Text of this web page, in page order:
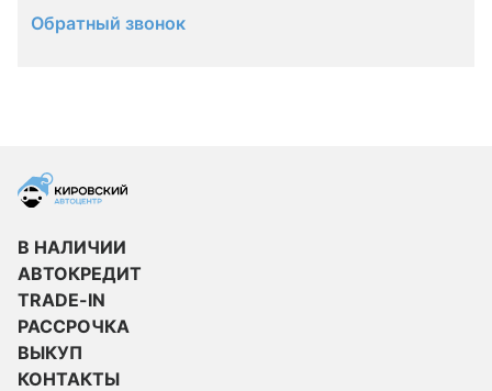
Обратный звонок
В НАЛИЧИИ
АВТОКРЕДИТ
TRADE-IN
РАССРОЧКА
ВЫКУП
КОНТАКТЫ